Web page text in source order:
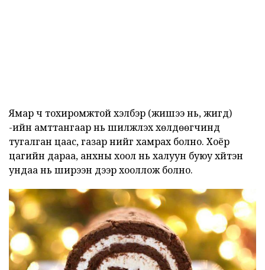
Ямар ч тохиромжтой хэлбэр (жишээ нь, жигд)
-ийн амттангаар нь шилжүүлэх хөлдөөгчинд
тугалган цаас, газар үүнийг хамрах болно. Хоёр
цагийн дараа, анхны хоол нь халуун буюу хүйтэн
ундаа нь ширээн дээр хооллож болно.